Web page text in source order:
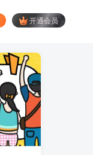
开通会员
动采
手部操
轻松百
902
台，一
多的